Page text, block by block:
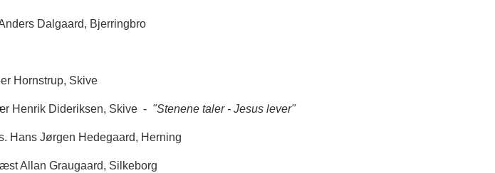
Dalgaard, Bjerringbro
Hornstrup, Skive
Henrik Dideriksen, Skive - "Stenene taler - Jesus lever"
Hans Jørgen Hedegaard, Herning
Allan Graugaard, Silkeborg